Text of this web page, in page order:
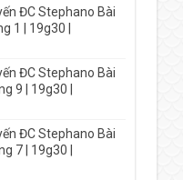
ĐC Stephano Bài
1 | 19g30 |
ĐC Stephano Bài
9 | 19g30 |
ĐC Stephano Bài
7 | 19g30 |